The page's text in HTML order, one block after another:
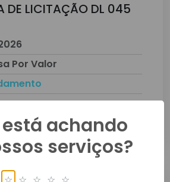
DE LICITAÇÃO DL 045
Por Valor
Detalhes
está achando
serviços?